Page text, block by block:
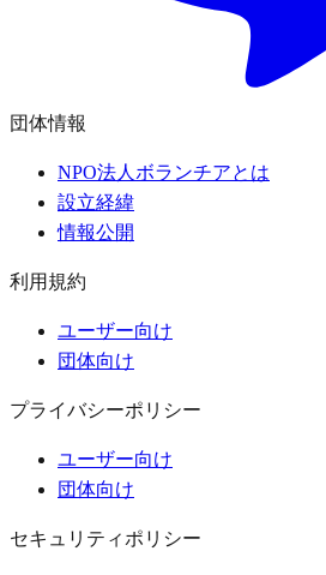
団体情報
NPO法人ボランチアとは
設立経緯
情報公開
利用規約
ユーザー向け
団体向け
プライバシーポリシー
ユーザー向け
団体向け
セキュリティポリシー